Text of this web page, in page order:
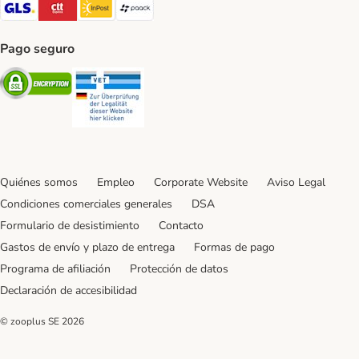
Pago seguro
Security
Quiénes somos Empleo Corporate Website
Aviso Legal
Condiciones comerciales generales
DSA
Formulario de desistimiento
Contacto
Gastos de envío y plazo de entrega
Formas de pago
Programa de afiliación
Protección de datos
Declaración de accesibilidad
© zooplus SE 2026